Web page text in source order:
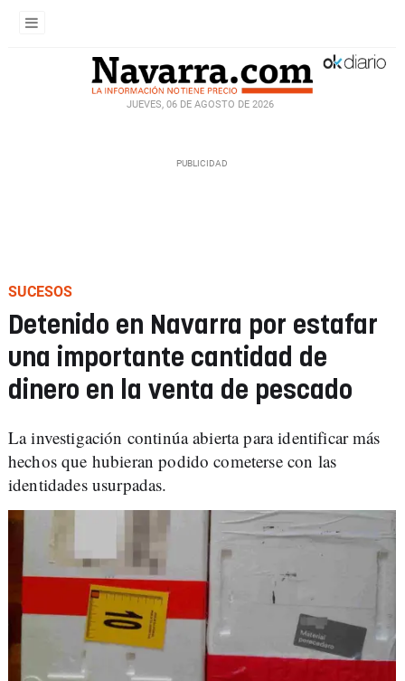
JUEVES, 06 DE AGOSTO DE 2026
SUCESOS
Detenido en Navarra por estafar
una importante cantidad de
dinero en la venta de pescado
La investigación continúa abierta para identificar más
hechos que hubieran podido cometerse con las
identidades usurpadas.